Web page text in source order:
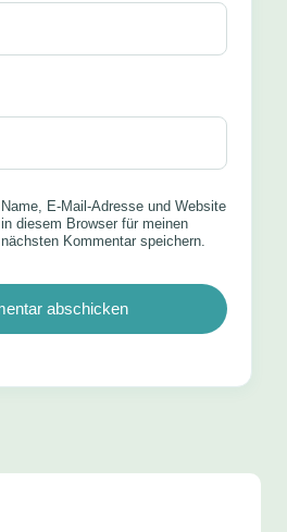
Name, E-Mail-Adresse und Website
in diesem Browser für meinen
nächsten Kommentar speichern.